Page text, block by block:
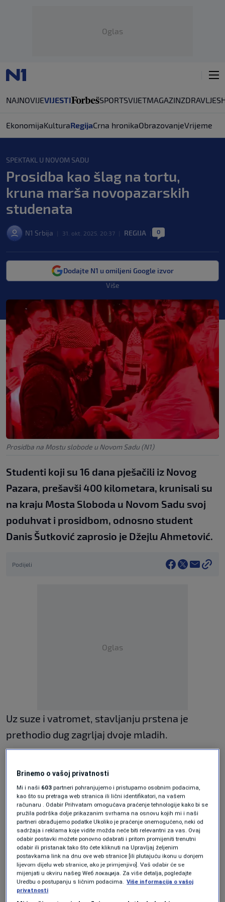
Oglas
NAJNOVIJEVIJESTI SPORTSVIJETMAGAZINZDRAVLJE
EkonomijaKulturaRegijaCrna hronikaObrazovanjeVrijeme
SPEKTAKL U NOVOM SADU
Prosidba kao šlag na tortu,
kruna marša novopazarskih
studenata
N1 Srbija 31. okt. 2025. 20:37 REGIJA 0
Dodajte N1 u omiljeni Google izvor
Više
Prosidba na Mostu slobode u Novom Sadu (N1)
Studenti koji su 16 dana pješačili iz Novog
Pazara, prešavši 400 kilometara, krunisali su
na kraju Mosta Sloboda u Novom Sadu svoj
poduhvat i prosidbom, odnosno student
Danis Šutković zaprosio je Džejlu Ahmetović.
Podijeli
Oglas
Uz suze i vatromet, stavljanju prstena je
prethodio dug zagrljaj dvoje mladih.
Svi putevi vode u Novi Sad,
pogledajte doček novopazarskih
studenata
REGIJA|31. okt.
Reakcija Dodika na sjednicu Vijeća
sigurnosti: To smo željeli čuti
VIJESTI|31. okt.
Zlatko Lagumdžija iz New Yorka za
N1: Politika Dodika doživjela potpuni
poraz, svi su osudili secesiju
Brinemo o vašoj privatnosti
Mi i naši 603 partneri pohranjujemo i pristupamo osobnim podacima,
kao što su pretraga web stranica ili lični identifikatori, na vašem
računaru . Odabir Prihvatam omogućava praćenje tehnologije kako bi se
pružila podrška dolje prikazanim svrhama na osnovu kojih mi i naši
partneri obrađujemo podatke Ukoliko je praćenje onemogućeno, neki od
sadržaja i reklama koje vidite možda neće biti relevantni za vas. Ovaj
odabir postavki možete ponovno odabrati i pritom promijeniti trenutni
odabir ili pristanak tako što ćete kliknuti na Upravljaj željenim
postavkama link na dnu ove web stranice [ili plutajuću ikonu u donjem
lijevom dijelu web stranice, ako je primjenjivo]. Vaš odabir će se
mijenjati u okviru našeg Wеб локација. Za više detalja, pogledajte
Uredbu o postupanju s ličnim podacima. Više informacija o vašoj
privatnosti